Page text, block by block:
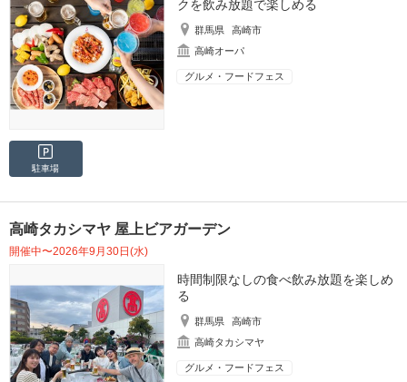
クを飲み放題で楽しめる
群馬県
高崎市
高崎オーパ
グルメ・フードフェス
駐車場
高崎タカシマヤ 屋上ビアガーデン
開催中〜2026年9月30日(水)
時間制限なしの食べ飲み放題を楽しめ
る
群馬県
高崎市
高崎タカシマヤ
グルメ・フードフェス